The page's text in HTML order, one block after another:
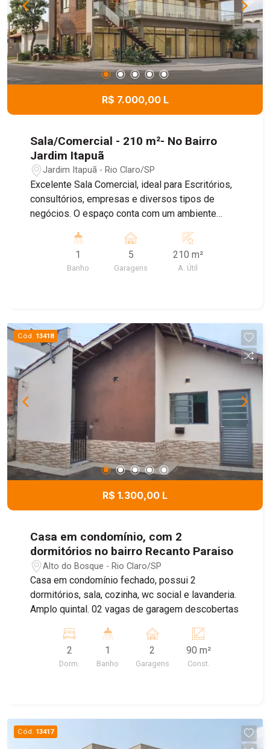
R$ 7.000,00 L
Sala/Comercial - 210 m²- No Bairro
Jardim Itapuã
Jardim Itapuã - Rio Claro/SP
Excelente Sala Comercial, ideal para Escritórios,
consultórios, empresas e diversos tipos de
negócios. O espaço conta com um ambiente
condicionado, proporcionando mais conforto para
o dia dia , e Sistema de energia solar, garantindo
maior economia e sustentabilidade. Agende uma
1
Banho
5
Garagens
210 m²
A. Útil
Cód. 13418
R$ 1.300,00 L
Casa em condomínio, com 2
dormitórios no bairro Recanto Paraiso
Alto do Bosque - Rio Claro/SP
Casa em condomínio fechado, possui 2
dormitórios, sala, cozinha, wc social e lavanderia.
Amplo quintal. 02 vagas de garagem descobertas
2
Dorm.
1
Banho
2
Garagens
90 m²
Const.
Cód. 13417